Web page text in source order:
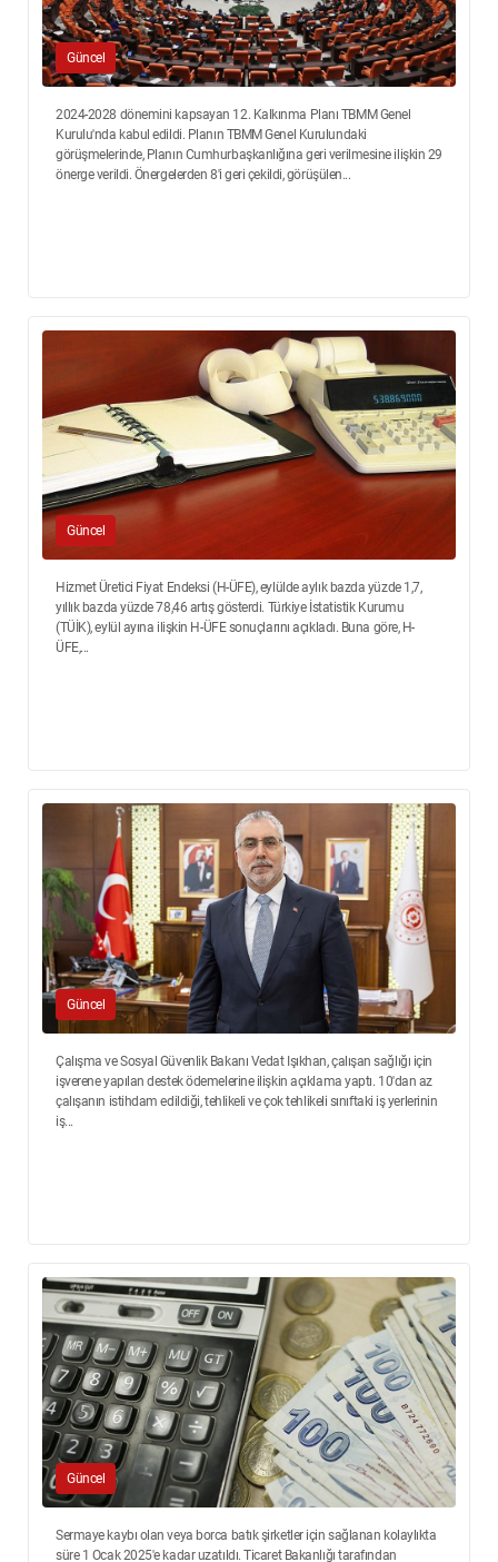
Güncel
2024-2028 dönemini kapsayan 12. Kalkınma Planı TBMM Genel
Kurulu'nda kabul edildi. Planın TBMM Genel Kurulundaki
görüşmelerinde, Planın Cumhurbaşkanlığına geri verilmesine ilişkin 29
önerge verildi. Önergelerden 8'i geri çekildi, görüşülen...
Güncel
Hizmet Üretici Fiyat Endeksi (H-ÜFE), eylülde aylık bazda yüzde 1,7,
yıllık bazda yüzde 78,46 artış gösterdi. Türkiye İstatistik Kurumu
(TÜİK), eylül ayına ilişkin H-ÜFE sonuçlarını açıkladı. Buna göre, H-
ÜFE,...
Güncel
Çalışma ve Sosyal Güvenlik Bakanı Vedat Işıkhan, çalışan sağlığı için
işverene yapılan destek ödemelerine ilişkin açıklama yaptı. 10'dan az
çalışanın istihdam edildiği, tehlikeli ve çok tehlikeli sınıftaki iş yerlerinin
iş...
Güncel
Sermaye kaybı olan veya borca batık şirketler için sağlanan kolaylıkta
süre 1 Ocak 2025'e kadar uzatıldı. Ticaret Bakanlığı tarafından